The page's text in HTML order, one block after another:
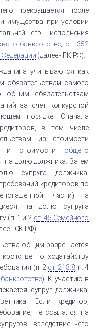
прекращается после
имущества при условии
исполнения
о банкротстве ст.
352
(далее - ГК РФ).
учитываются как
обязательствам самого
обязательствам
за счет конкурсной
порядке. Сначала
в том числе
из стоимости
и стоимости общего
на долю должника. Затем
супруга должника,
кредиторов по
части), а
на долю супруга
(п. 1 и 2 ст. 45 Семейного
- СК РФ).
общим разрешается
по ходатайству
(п. 2 ст. 213.8, п. 4
). К участию в
супруг должника,
Если кредитор,
не ссылался на
вследствие чего